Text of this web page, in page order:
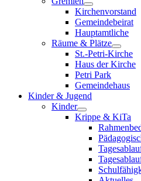
Kirchenvorstand
Gemeindebeirat
Hauptamtliche
Räume & Plätze
St.-Petri-Kirche
Haus der Kirche
Petri Park
Gemeindehaus
Kinder & Jugend
Kinder
Krippe & KiTa